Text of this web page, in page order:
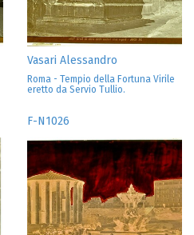
Vasari Alessandro
Roma - Tempio della Fortuna Virile
eretto da Servio Tullio.
F-N1026